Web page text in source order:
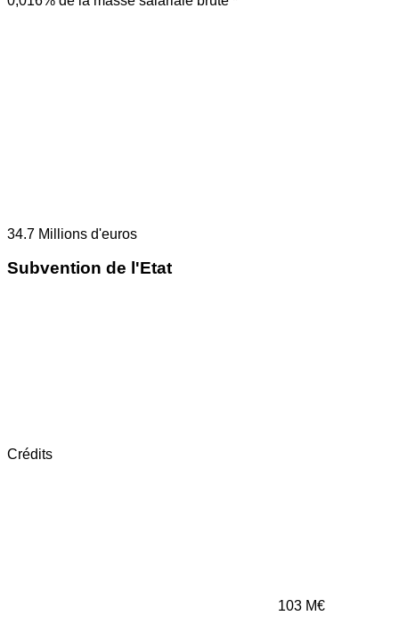
34.7 Millions d'euros
Subvention de l'Etat
Crédits
103 M€